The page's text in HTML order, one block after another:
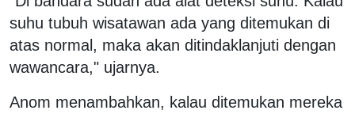
suhu tubuh wisatawan ada yang ditemukan di
atas normal, maka akan ditindaklanjuti dengan
wawancara," ujarnya.
Anom menambahkan, kalau ditemukan mereka